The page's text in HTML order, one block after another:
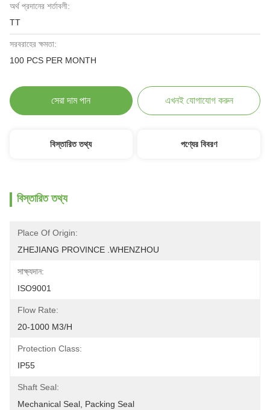
অর্থ প্রদানের শর্তাবলী:
TT
সরবরাহের ক্ষমতা:
100 PCS PER MONTH
সেরা দাম পান এখনই যোগাযোগ করুন
বিস্তারিত তথ্য পণ্যের বিবরণ
বিস্তারিত তথ্য
Place Of Origin:
ZHEJIANG PROVINCE .WHENZHOU
সাক্ষ্যদান:
ISO9001
Flow Rate:
20-1000 M3/h
Protection Class:
IP55
Shaft Seal:
Mechanical Seal, Packing Seal